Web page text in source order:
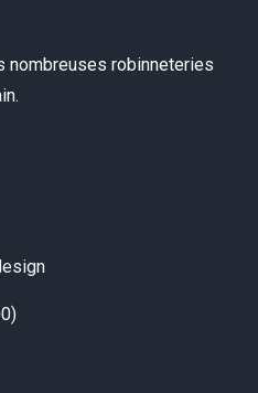
nombreuses robinneteries